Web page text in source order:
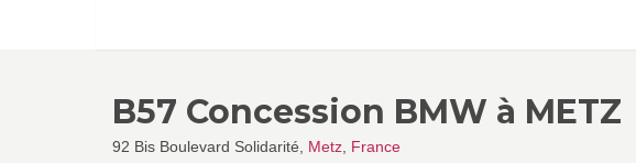
B57 Concession BMW à METZ
92 Bis Boulevard Solidarité, Metz France